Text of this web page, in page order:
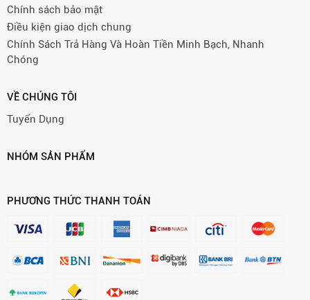
Chính sách bảo mật
Điều kiện giao dịch chung
Chính Sách Trả Hàng Và Hoàn Tiền Minh Bạch, Nhanh
Chóng
VỀ CHÚNG TÔI
Tuyển Dụng
NHÓM SẢN PHẨM
PHƯƠNG THỨC THANH TOÁN